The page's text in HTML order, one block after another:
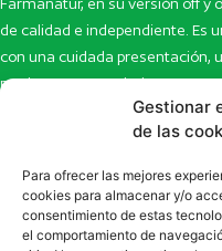
Gestionar
de las
Para ofrecer las mejores
cookies para almacenar y/o
consentimiento de estas
el comportamiento de
de calidad e independiente. Es
con una cuidada presentación,
productos y novedades.
Inicio
Newsletter
Eco
Contacto